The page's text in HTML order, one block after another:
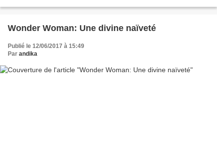
Wonder Woman: Une divine naïveté
Publié le 12/06/2017 à 15:49
Par andika